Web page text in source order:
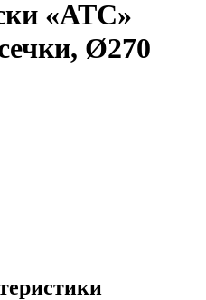
«АТС»
Ø270